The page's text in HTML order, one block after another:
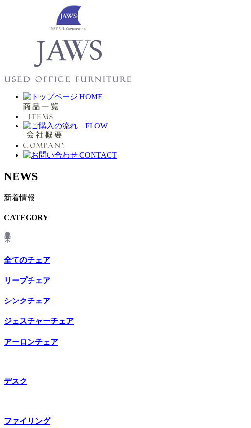
NEWS
新着情報
CATEGORY
全てのチェア
リープチェア
シンクチェア
ジェスチャーチェア
アーロンチェア
デスク
ファイリング